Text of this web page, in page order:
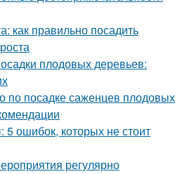
как правильно посадить
плодовых деревьев:
по посадке саженцев плодовых
5 ошибок, которых не стоит
регулярно